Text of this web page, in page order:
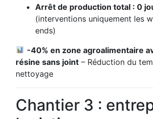
Arrêt de production total : 0
(interventions uniquement les
ends)
-40% en zone agroalimentaire
résine sans joint – Réduction du
nettoyage
Chantier 3 :